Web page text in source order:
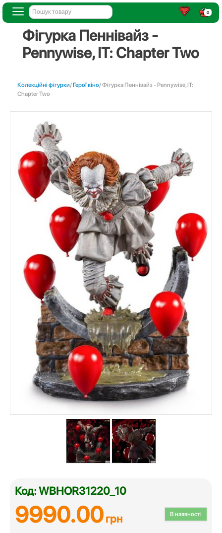
0
Фігурка Пеннівайз -
Pennywise, IT: Chapter Two
Колекційні фігурки/Герої кіно/ Фігурка Пеннівайз - Pennywise, IT:
Chapter Two
Код: WBHOR31220_10
В наявності
9990.00грн